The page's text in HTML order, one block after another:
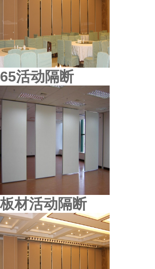
65活动隔断
板材活动隔断